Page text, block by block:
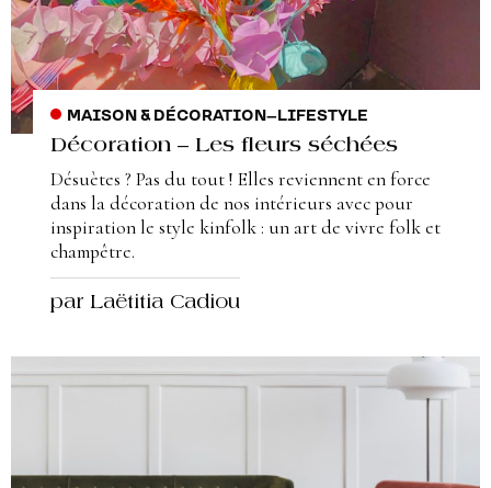
MAISON & DÉCORATION– LIFESTYLE
Décoration – Les fleurs séchées
Désuètes ? Pas du tout ! Elles reviennent en force
dans la décoration de nos intérieurs avec pour
inspiration le style kinfolk : un art de vivre folk et
champêtre.
par Laëtitia Cadiou